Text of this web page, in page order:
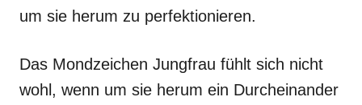
um sie herum zu perfektionieren.
Das Mondzeichen Jungfrau fühlt sich nicht
wohl, wenn um sie herum ein Durcheinander